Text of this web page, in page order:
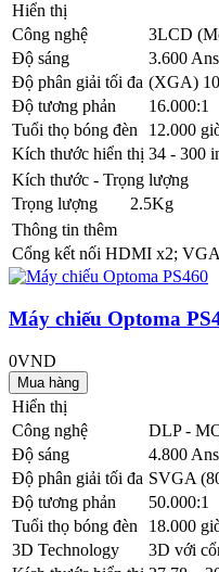
Hiển thị
Công nghệ
3LCD
Độ sáng
3.600
Độ phân giải tối đa (XGA)
Độ tương phản
16.000:1
Tuổi thọ bóng đèn
12.000
Kích thước hiển thị 34 - 300
Kích thước - Trọng lượng
Trọng lượng
2.5Kg
Thông tin thêm
Cổng kết nối HDMI x2;
Máy chiếu Optoma
0VND
Hiển thị
Công nghệ
DLP -
Độ sáng
4.800
Độ phân giải tối đa SVGA
Độ tương phản
50.000:1
Tuổi thọ bóng đèn
18.000
3D Technology
3D với